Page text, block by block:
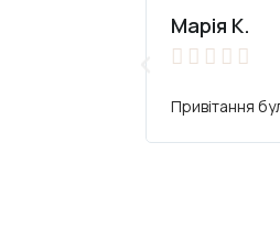
Марія К.
    
Привітання